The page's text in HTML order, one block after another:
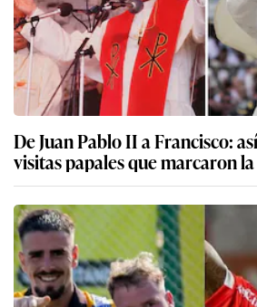
De Juan Pablo II a Francisco:
visitas papales que marcaron